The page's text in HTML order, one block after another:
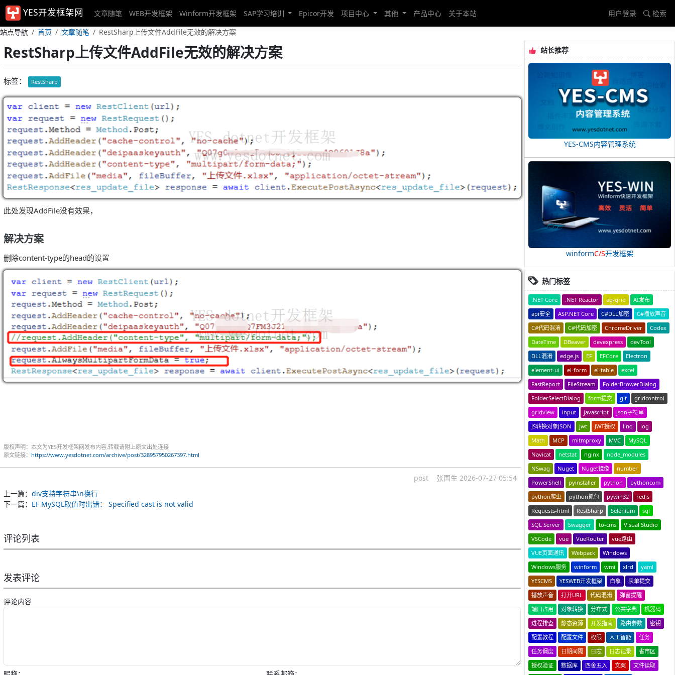
YES开发框架网 文章随笔 WEB开发框架 Winform开发框架 SAP学习培训 Epicor开发 项目中心 其他 产品中心 关于本站 用户登录
检索
站点导航
首页 文章随笔 RestSharp上传文件AddFile无效的解决方案
RestSharp上传文件AddFile无效的解决方案
标签： RestSharp
此处发现AddFile没有效果，
解决方案
删除content-type的head的设置
版权声明：本文为YES开发框架网发布内容,转载请附上原文出处连接
原文链接： https://www.yesdotnet.com/archive/post/328957950267397.html
post 张国生 2026-07-27 05:54
上一篇： div支持字符串\n换行
下一篇： EF MySQL取值时出错： Specified cast is not valid
评论列表
发表评论
评论内容
站长推荐
YES-CMS内容管理系统
winformC/S开发框架
热门标签
.NET Core .NET Reactor ag-grid
AI发布
api安全
ASP.NET Core C#DLL加密
C#播放声音
C#代码混淆
C#代码加密 ChromeDriver
Codex
DateTime
DBeaver devexpress
devTool
DLL混淆
edge.js EF EFCore
Electron
element-ui
el-form el-table
excel
FastReport
FileStream
FolderBrowerDialog
FolderSelectDialog
form提交 git
gridcontrol
gridview
input javascript
json字符串
JS转换对象JSON
jwt JWT授权 linq
log
Math
MCP mitmproxy MVC
MySQL
Navicat
netstat nginx
node_modules
NSwag
Nuget Nuget镜像
number
PowerShell
pyinstaller python
pythoncom
python爬虫
python抓包 pywin32
redis
Requests-html
RestSharp Selenium
sql
SQL Server
Swagger to-cms
Visual Studio
VSCode
vue VueRouter
vue路由
VUE页面通讯
Webpack
Windows
Windows服务
winform wmi xlrd
yaml
YESCMS
YESWEB开发框架 白象
表单提交
播放声音
打开URL 代码混淆
弹窗提醒
端口占用
对象转换 分布式 公共字典
机器码
进程排查
静态资源 开发指南 路由参数
密钥
配置教程
配置文件 权限 人工智能
任务
任务调度
日期间隔 日志 日志记录
省市区
授权验证
数据库 四舍五入 文案 文件读取